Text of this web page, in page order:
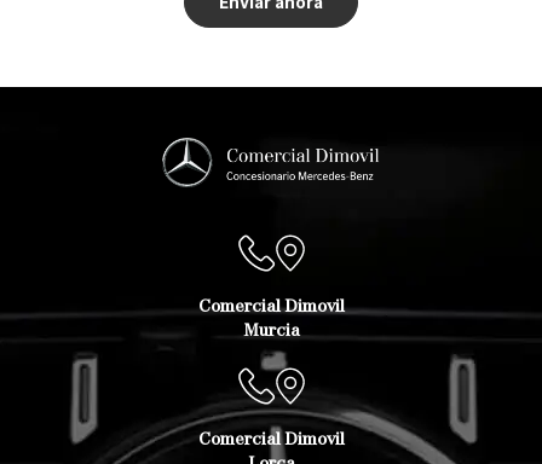
Comercial Dimovil
Murcia
Comercial Dimovil